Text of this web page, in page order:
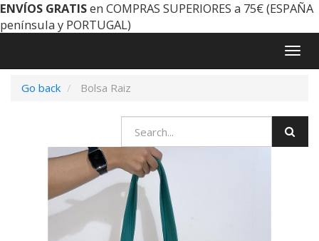
ENVÍOS GRATISen COMPRAS SUPERIORES a 75€ (ESPAÑA
península y PORTUGAL)
Go back
Bolsa Raiz